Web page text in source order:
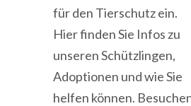
für den Tierschutz ein.
Hier finden Sie Infos zu
unseren Schützlingen,
Adoptionen und wie Sie
helfen können.